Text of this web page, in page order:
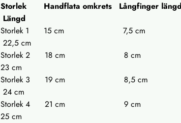
Storlek Handflata omkrets Långfinger
Längd
Storlek 1 15 cm 7,5
22,5 cm
Storlek 2 18 cm 8
23 cm
Storlek 3 19 cm 8,5
24 cm
Storlek 4 21 cm 9
25 cm